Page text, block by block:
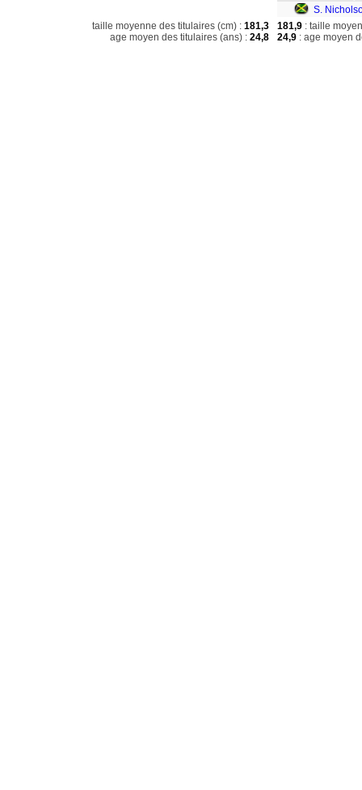
S.
taille moyenne des titulaires (cm) : 181,3
age moyen des titulaires (ans) : 24,8
181,9 : taille
24,9 : age moyen